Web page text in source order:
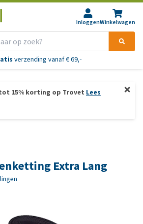
InloggenWinkelwagen
verzending vanaf € 69,-
15% korting op Trovet Lees
Extra Lang